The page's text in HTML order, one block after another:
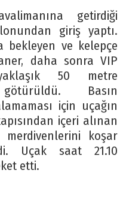
getirdiği
giriş yaptı.
bekleyen ve kelepçe
daha sonra VIP
50 metre
Basın
için uçağın
içeri alınan
merdivenlerini koşar
Uçak saat 21.10
etti.